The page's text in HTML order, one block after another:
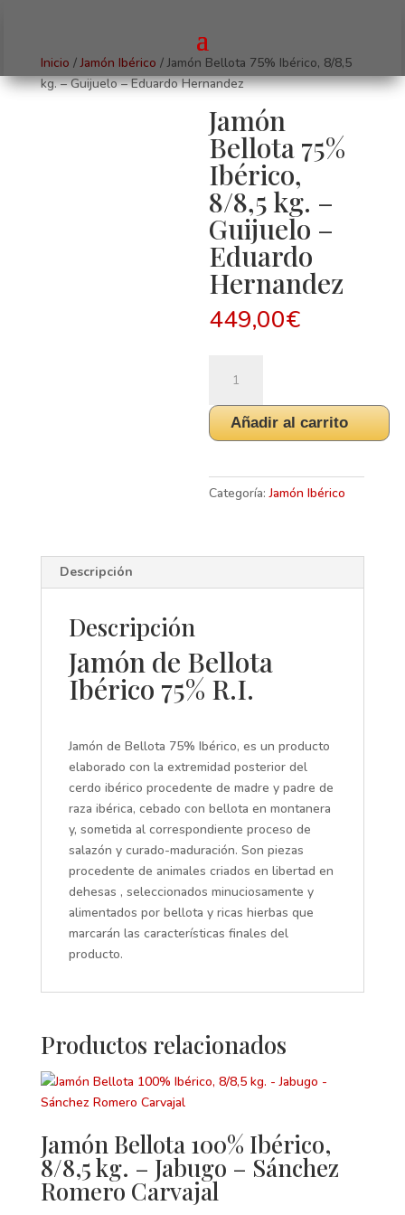
Inicio /Jamón Ibérico / Jamón Bellota 75% Ibérico, 8/8,5
kg. – Guijuelo – Eduardo Hernandez
Jamón
Bellota 75%
Ibérico,
8/8,5 kg. –
Guijuelo –
Eduardo
Hernandez
449,00€
Bellota
75%
Ibérico,
-
Eduardo
cantidad
Añadir al carrito
Categoría:Jamón Ibérico
Descripción
Descripción
Jamón de Bellota
Ibérico 75% R.I.
Jamón de Bellota 75% Ibérico, es un producto
elaborado con la extremidad posterior del
cerdo ibérico procedente de madre y padre de
raza ibérica, cebado con bellota en montanera
y, sometida al correspondiente proceso de
salazón y curado-maduración. Son piezas
procedente de animales criados en libertad en
dehesas , seleccionados minuciosamente y
alimentados por bellota y ricas hierbas que
marcarán las características finales del
producto.
Productos relacionados
Jamón Bellota 100% Ibérico,
8/8,5 kg. – Jabugo – Sánchez
Romero Carvajal